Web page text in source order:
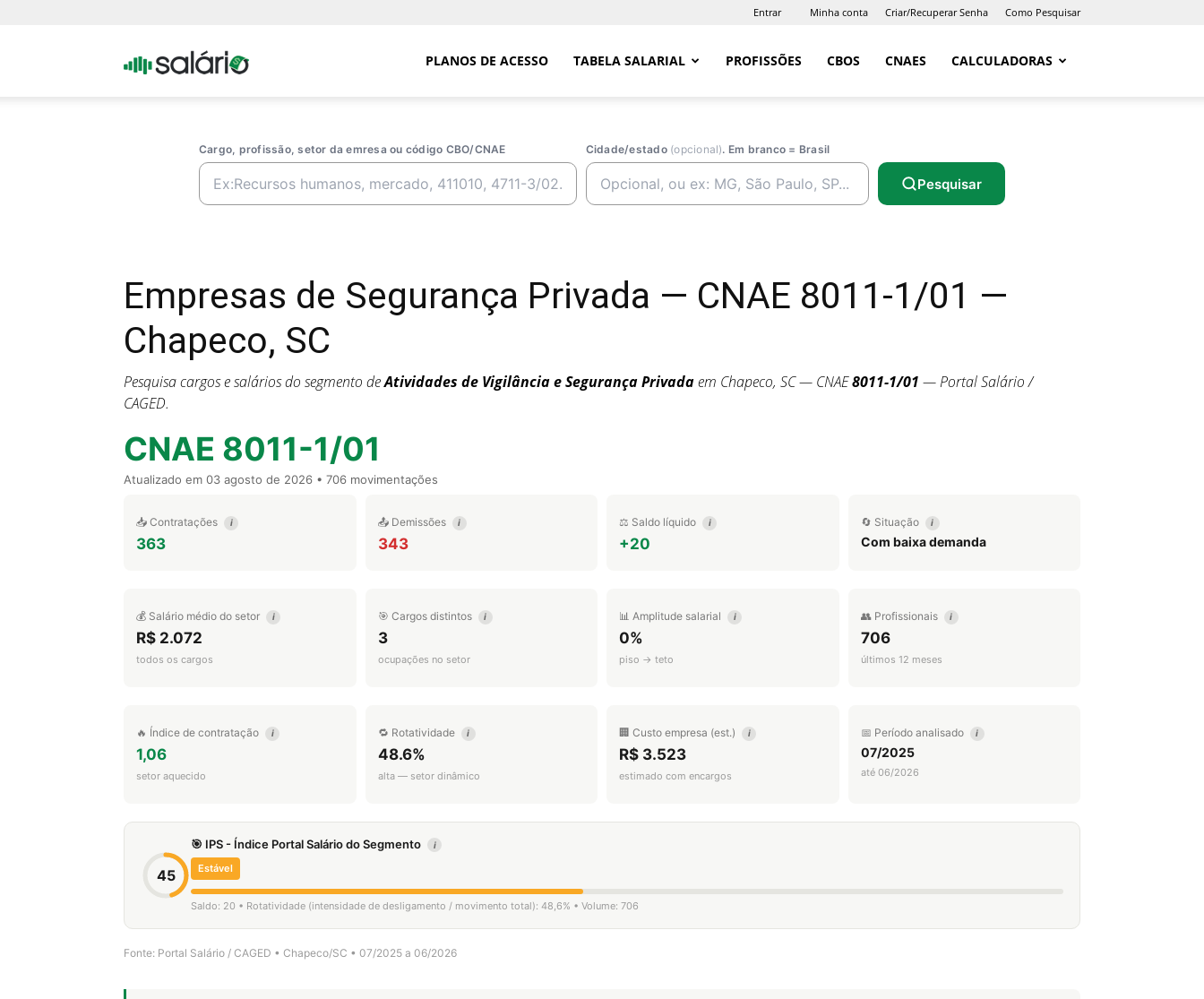
Entrar Minha conta Criar/Recuperar Senha Como Pesquisar
Portal PLANOS DE ACESSO TABELA SALARIAL PROFISSÕES CBOS CNAES CALCULADORAS
Cargo, profissão, setor da emresa ou código CBO/CNAE Cidade/estado (opcional). Em branco = Brasil
Pesquisar
Empresas de Segurança Privada — CNAE 8011-1/01 —
Chapeco, SC
Pesquisa cargos e salários do segmento deAtividades de Vigilância e Segurança Privadaem Chapeco, SC — CNAE8011-1/01 — Portal Salário /
CAGED.
CNAE 8011-1/01
Atualizado em 03 agosto de 2026 • 706 movimentações
📥 Contratações i
363
📤 Demissões i
343
⚖️ Saldo líquido i
+20
🔄 Situação i
Com baixa demanda
💰 Salário médio do setor i
R$ 2.072
todos os cargos
🎯 Cargos distintos i
3
ocupações no setor
📊 Amplitude salarial i
0%
piso → teto
👥 Profissionais i
706
últimos 12 meses
🔥 Índice de contratação i
1,06
setor aquecido
🔁 Rotatividade i
48.6%
alta — setor dinâmico
🏢 Custo empresa (est.) i
R$ 3.523
estimado com encargos
📅 Período analisado i
07/2025
até 06/2026
45
🎯 IPS - Índice Portal Salário do Segmento i
Estável
Saldo: 20 • Rotatividade (intensidade de desligamento / movimento total): 48,6% • Volume: 706
Fonte: Portal Salário / CAGED • Chapeco/SC • 07/2025 a 06/2026